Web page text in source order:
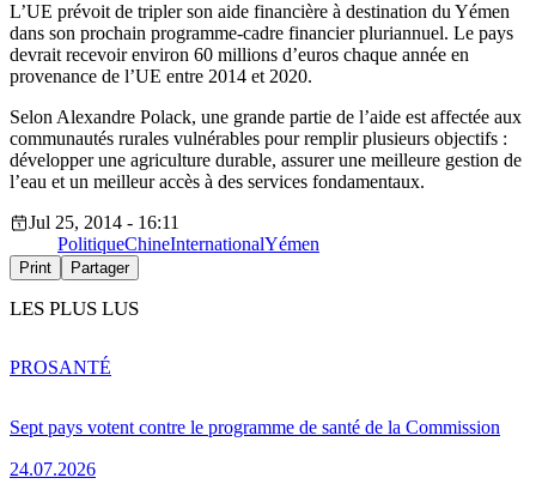
L’UE prévoit de tripler son aide financière à destination du Yémen
dans son prochain programme-cadre financier pluriannuel. Le pays
devrait recevoir environ 60 millions d’euros chaque année en
provenance de l’UE entre 2014 et 2020.
Selon Alexandre Polack, une grande partie de l’aide est affectée aux
communautés rurales vulnérables pour remplir plusieurs objectifs :
développer une agriculture durable, assurer une meilleure gestion de
l’eau et un meilleur accès à des services fondamentaux.
Jul 25, 2014 - 16:11
PolitiqueChineInternationalYémen
Print Partager
LES PLUS LUS
Sept pays votent contre le programme de santé de la Commission
24.07.2026
PROSANTÉ